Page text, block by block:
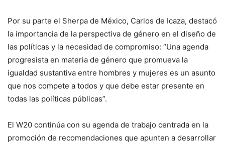
Por su parte el Sherpa de México, Carlos de Icaza, destacó
la importancia de la perspectiva de género en el diseño de
las políticas y la necesidad de compromiso: “Una agenda
progresista en materia de género que promueva la
igualdad sustantiva entre hombres y mujeres es un asunto
que nos compete a todos y que debe estar presente en
todas las políticas públicas”.
El W20 continúa con su agenda de trabajo centrada en la
promoción de recomendaciones que apunten a desarrollar